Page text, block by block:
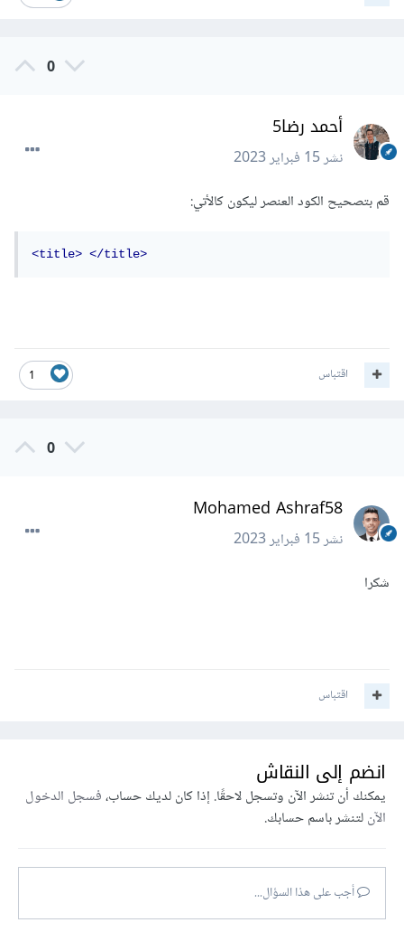
0
أحمد رضا5
نشر15 فبراير 2023
قم بتصحيح الكود العنصر ليكون كالأتي:
<title> </title>
1 اقتباس
0
Mohamed Ashraf58
نشر15 فبراير 2023
شكرا
اقتباس
انضم إلى النقاش
يمكنك أن تنشر الآن وتسجل لاحقًا. إذا كان لديك حساب،فسجل الدخول
الآنلتنشر باسم حسابك.
أجب على هذا السؤال...